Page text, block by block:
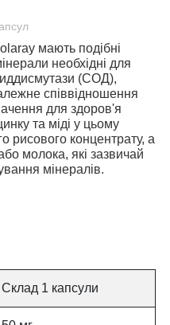
мають подібні
необхідні для
(СОД),
співвідношення
для здоров'я
та міді у цьому
рисового концентрату, а
молока, які зазвичай
мінералів.
Склад 1 капсули